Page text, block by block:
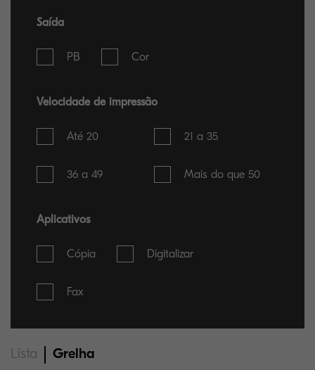
Saída
PB Cor
Velocidade de impressão
Até 20 21 a 35
36 a 49 Mais do que 50
Aplicativos
Cópia Digitalizar
Fax
Lista Grelha